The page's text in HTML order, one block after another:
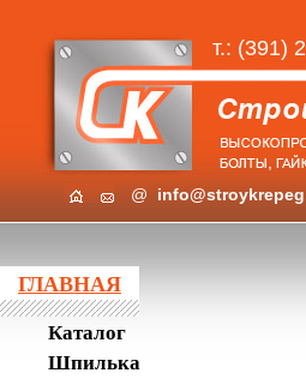
т.: (391)
@
ГЛАВНАЯ
Каталог
Шпилька